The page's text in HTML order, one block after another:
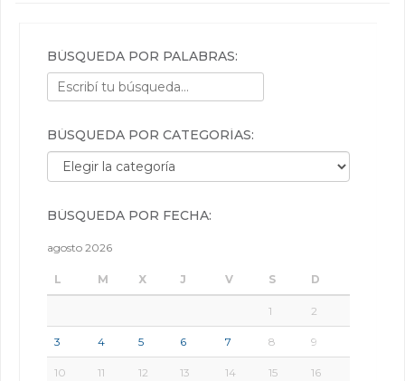
BÚSQUEDA POR PALABRAS:
BÚSQUEDA POR CATEGORÍAS:
Búsqueda por categorías:
BÚSQUEDA POR FECHA:
agosto 2026
L M X J V S D
1 2
3 4 5 6 7 8 9
10 11 12 13 14 15 16